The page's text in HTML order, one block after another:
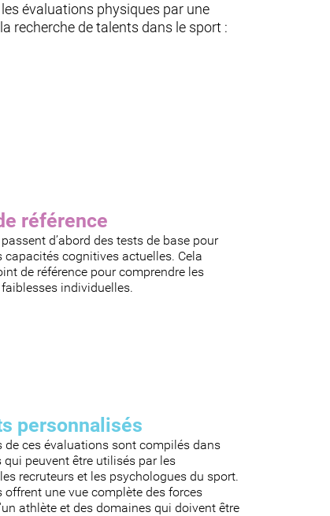
évaluations physiques par une
recherche de talents dans le sport :
référence
d’abord des tests de base pour
capacités cognitives actuelles. Cela
de référence pour comprendre les
individuelles.
personnalisés
de ces évaluations sont compilés dans
qui peuvent être utilisés par les
recruteurs et les psychologues du sport.
offrent une vue complète des forces
athlète et des domaines qui doivent être